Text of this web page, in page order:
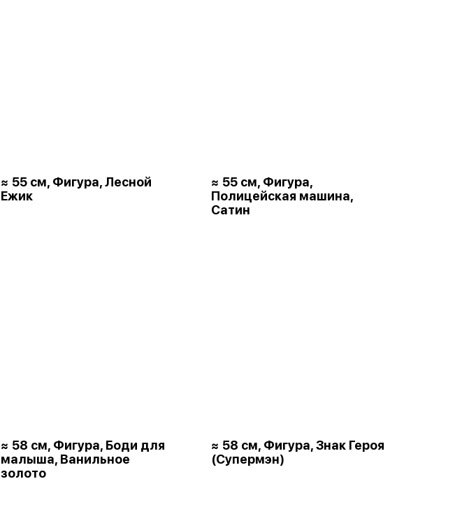
≈ 55 см, Фигура, Лесной
Ежик
≈ 55 см, Фигура,
Полицейская машина,
Сатин
≈ 58 см, Фигура, Боди для
малыша, Ванильное
золото
≈ 58 см, Фигура, Знак Героя
(Супермэн)